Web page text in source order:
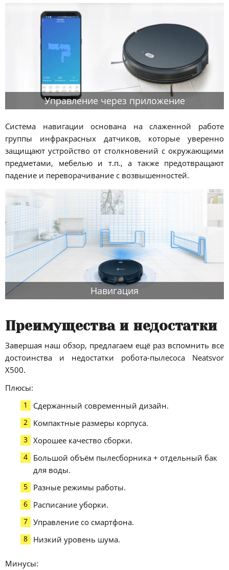
Управление через приложение
Система навигации основана на слаженной работе
группы инфракрасных датчиков, которые уверенно
защищают устройство от столкновений с окружающими
предметами, мебелью и т.п., а также предотвращают
падение и переворачивание с возвышенностей.
Навигация
Преимущества и недостатки
Завершая наш обзор, предлагаем ещё раз вспомнить все
достоинства и недостатки робота-пылесоса Neatsvor
X500.
Плюсы:
Сдержанный современный дизайн.
Компактные размеры корпуса.
Хорошее качество сборки.
Большой объём пылесборника + отдельный бак
для воды.
Разные режимы работы.
Расписание уборки.
Управление со смартфона.
Низкий уровень шума.
Минусы: